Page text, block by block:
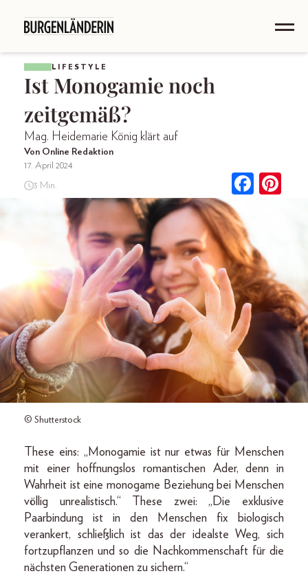
LIFESTYLE
Ist Monogamie noch
zeitgemäß?
Mag. Heidemarie König klärt auf
Von Online Redaktion
17. April 2024
3 Min.
© Shutterstock
These eins: „Monogamie ist nur etwas für Menschen
mit einer hoffnungslos romantischen Ader, denn in
Wahrheit ist eine monogame Beziehung bei Menschen
völlig unrealistisch.“ These zwei: „Die exklusive
Paarbindung ist in den Menschen fix biologisch
verankert, schließlich ist das der idealste Weg, sich
fortzupflanzen und so die Nachkommenschaft für die
nächsten Generationen zu sichern.“